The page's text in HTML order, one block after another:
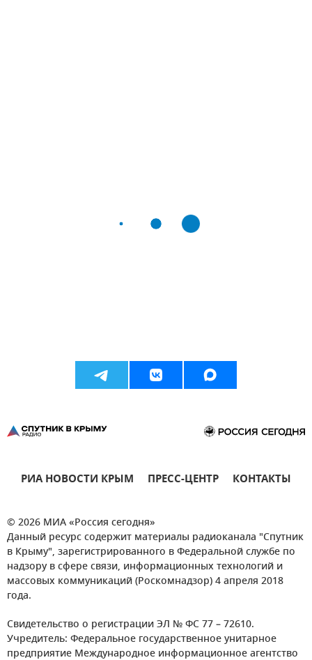
РИА НОВОСТИ КРЫМ ПРЕСС-ЦЕНТР КОНТАКТЫ
© 2026 МИА «Россия сегодня»
Данный ресурс содержит материалы радиоканала "Спутник
в Крыму", зарегистрированного в Федеральной службе по
надзору в сфере связи, информационных технологий и
массовых коммуникаций (Роскомнадзор) 4 апреля 2018
года.
Свидетельство о регистрации ЭЛ № ФС 77 – 72610.
Учредитель: Федеральное государственное унитарное
предприятие Международное информационное агентство